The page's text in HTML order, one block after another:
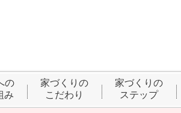
の
み
家づくりの
こだわり
家づくりの
ステップ